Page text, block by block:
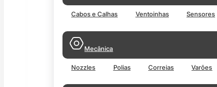
Cabos e Calhas Ventoinhas Sensores
Mecânica
Nozzles Polias Correias Varões